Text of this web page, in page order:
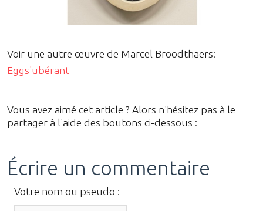
Voir une autre œuvre de Marcel Broodthaers:
Eggs'ubérant
------------------------------
Vous avez aimé cet article ? Alors n'hésitez pas à le
partager à l'aide des boutons ci-dessous :
Écrire un commentaire
Votre nom ou pseudo :